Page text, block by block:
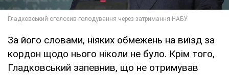
За його словами, ніяких обмежень на виїзд за
кордон щодо нього ніколи не було. Крім того,
Гладковський запевнив, що не отримував